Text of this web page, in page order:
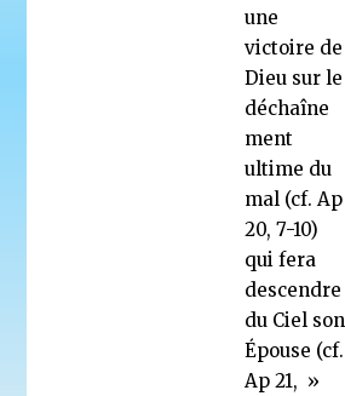
une
victoire de
Dieu sur le
déchaîne
ment
ultime du
mal (cf. Ap
20, 7-10)
qui fera
descendre
du Ciel son
Épouse (cf.
Ap 21, »